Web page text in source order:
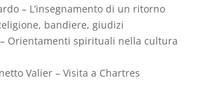
– L’insegnamento di un ritorno
bandiere, giudizi
Orientamenti spirituali nella cultura
Valier – Visita a Chartres